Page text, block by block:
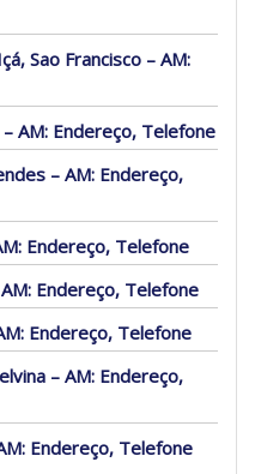
Sao Francisco – AM:
AM: Endereço, Telefone
– AM: Endereço,
Endereço, Telefone
Endereço, Telefone
Endereço, Telefone
– AM: Endereço,
Endereço, Telefone